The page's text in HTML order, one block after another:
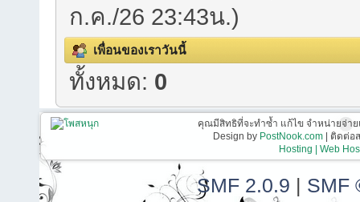
ก.ค./26 23:43น.)
เพื่อนของเราวันนี้
ทั้งหมด: 0
คุณมีสิทธิที่จะทำซ้ำ แก้ไข จำหน่ายจ่า
Design by PostNook.com| ติดต่อส
Hosting | Web
SMF 2.0.9 | SMF